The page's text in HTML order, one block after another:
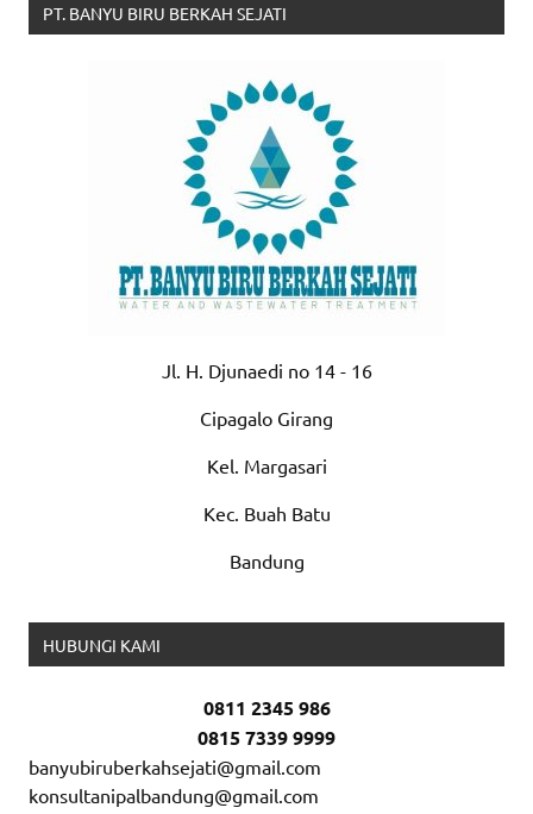
PT. BANYU BIRU BERKAH SEJATI
Jl. H. Djunaedi no 14 - 16
Cipagalo Girang
Kel. Margasari
Kec. Buah Batu
Bandung
HUBUNGI KAMI
0811 2345 986
0815 7339 9999
banyubiruberkahsejati@gmail.com
konsultanipalbandung@gmail.com